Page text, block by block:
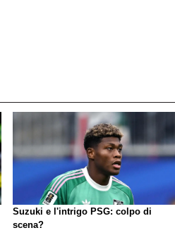
Suzuki e l'intrigo PSG: colpo di
scena?